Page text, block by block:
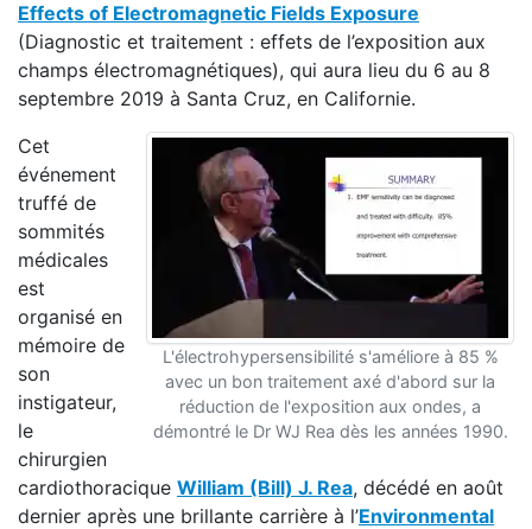
Effects of Electromagnetic Fields Exposure
(Diagnostic et traitement : effets de l’exposition aux
champs électromagnétiques), qui aura lieu du 6 au 8
septembre 2019 à Santa Cruz, en Californie.
L'électrohypersensibilité s'améliore à 85 %
avec un bon traitement axé d'abord sur la
réduction de l'exposition aux ondes, a
démontré le Dr WJ Rea dès les années 1990.
Cet
événement
truffé de
sommités
médicales
est
organisé en
mémoire de
son
instigateur,
le
chirurgien
cardiothoracique William (Bill) J. Rea, décédé en août
dernier après une brillante carrière à l’Environmental